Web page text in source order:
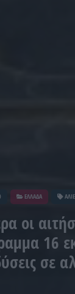
ΕΛΛΑΔΑ
οι
16
σε